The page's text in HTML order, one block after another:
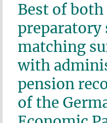
Best of
preparatory
matching
with
pension
of the